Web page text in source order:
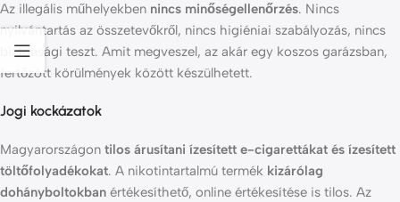
Az illegális műhelyekben nincs minőségellenőrzés. Nincs
nyilvántartás az összetevőkről, nincs higiéniai szabályozás, nincs
biztonsági teszt. Amit megveszel, az akár egy koszos garázsban,
fertőzött körülmények között készülhetett.
Jogi kockázatok
Magyarországon tilos árusítani ízesített e-cigarettákat és ízesített
töltőfolyadékokat. A nikotintartalmú termék kizárólag
dohányboltokban értékesíthető, online értékesítése is tilos. Az